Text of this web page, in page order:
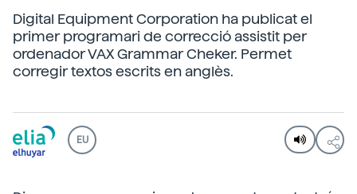
Digital Equipment Corporation ha publicat el
primer programari de correcció assistit per
ordenador VAX Grammar Cheker. Permet
corregir textos escrits en anglès.
EU